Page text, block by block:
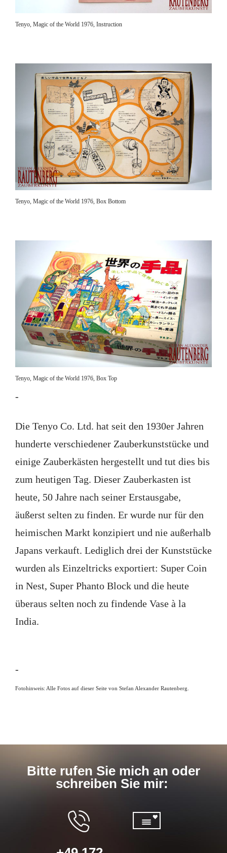
Tenyo, Magic of the World 1976, Instruction
Tenyo, Magic of the World 1976, Box Bottom
Tenyo, Magic of the World 1976, Box Top
-
Die Tenyo Co. Ltd. hat seit den 1930er Jahren
hunderte verschiedener Zauberkunststücke und
einige Zauberkästen hergestellt und tut dies bis
zum heutigen Tag. Dieser Zauberkasten ist
heute, 50 Jahre nach seiner Erstausgabe,
äußerst selten zu finden. Er wurde nur für den
heimischen Markt konzipiert und nie außerhalb
Japans verkauft. Lediglich drei der Kunststücke
wurden als Einzeltricks exportiert: Super Coin
in Nest, Super Phanto Block und die heute
überaus selten noch zu findende Vase à la
India.
-
Fotohinweis: Alle Fotos auf dieser Seite von Stefan Alexander Rautenberg.
Bitte rufen Sie mich an oder
schreiben Sie mir: